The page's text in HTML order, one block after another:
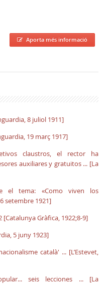
Aporta més informació
8 juliol 1911]
19 març 1917]
claustros, el rector ha
auxiliares y gratuitos ... [La
el tema: «Como viven los
setembre 1921]
[Catalunya Gràfica, 1922;8-9]
5 juny 1923]
català' ... [L’Estevet,
seis lecciones ... [La